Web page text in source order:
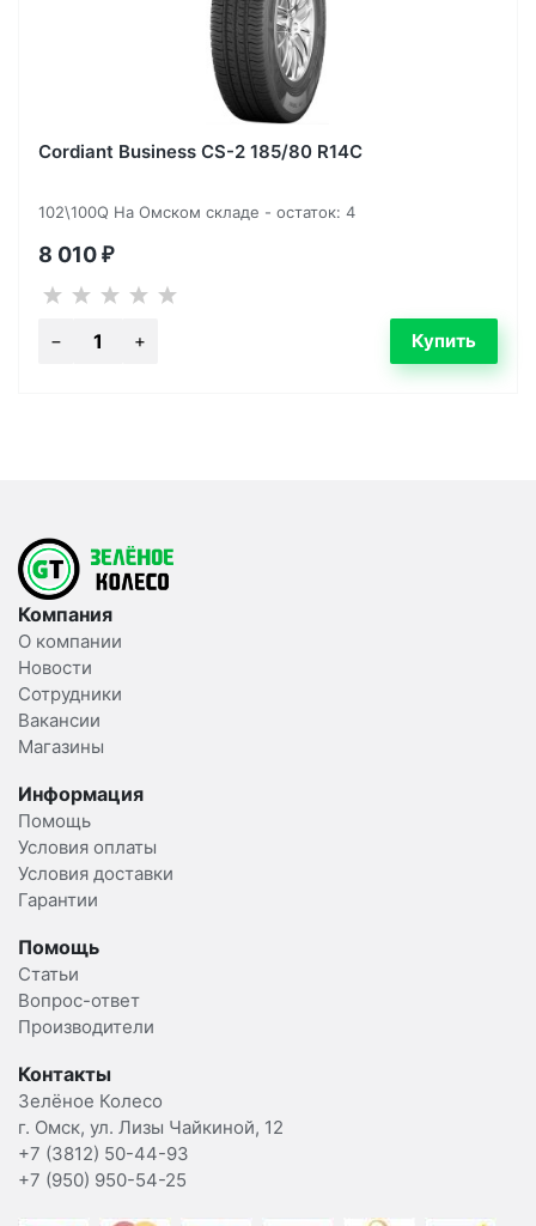
Cordiant Business CS-2 185/80 R14C
102\100Q На Омском складе - остаток: 4
8 010 ₽
Компания
О компании
Новости
Сотрудники
Вакансии
Магазины
Информация
Помощь
Условия оплаты
Условия доставки
Гарантии
Помощь
Статьи
Вопрос-ответ
Производители
Контакты
Зелёное Колесо
г. Омск, ул. Лизы Чайкиной, 12
+7 (3812) 50-44-93
+7 (950) 950-54-25